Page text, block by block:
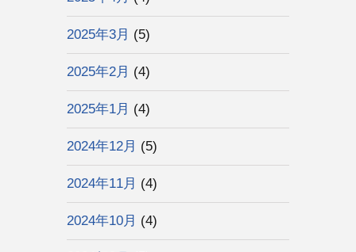
2025年3月 (5)
2025年2月 (4)
2025年1月 (4)
2024年12月 (5)
2024年11月 (4)
2024年10月 (4)